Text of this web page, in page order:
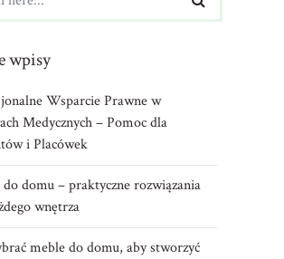
wpisy
Wsparcie Prawne w
Medycznych – Pomoc dla
i Placówek
domu – praktyczne rozwiązania
wnętrza
meble do domu, aby stworzyć